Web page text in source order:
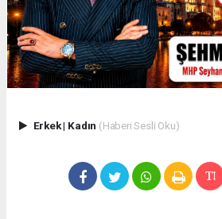
Erkek| Kadın (Haberi Sesli Oku)